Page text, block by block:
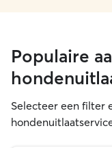
Populaire
Selecteer een filter